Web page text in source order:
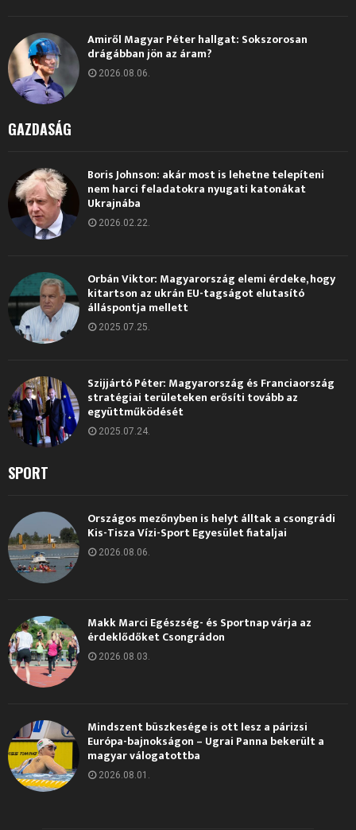
Amiről Magyar Péter hallgat: Sokszorosan
drágábban jön az áram?
2026.08.06.
GAZDASÁG
Boris Johnson: akár most is lehetne telepíteni
nem harci feladatokra nyugati katonákat
Ukrajnába
2026.02.22.
Orbán Viktor: Magyarország elemi érdeke, hogy
kitartson az ukrán EU-tagságot elutasító
álláspontja mellett
2025.07.25.
Szijjártó Péter: Magyarország és Franciaország
stratégiai területeken erősíti tovább az
együttműködését
2025.07.24.
SPORT
Országos mezőnyben is helyt álltak a csongrádi
Kis-Tisza Vízi-Sport Egyesület fiataljai
2026.08.06.
Makk Marci Egészség- és Sportnap várja az
érdeklődőket Csongrádon
2026.08.03.
Mindszent büszkesége is ott lesz a párizsi
Európa-bajnokságon – Ugrai Panna bekerült a
magyar válogatottba
2026.08.01.